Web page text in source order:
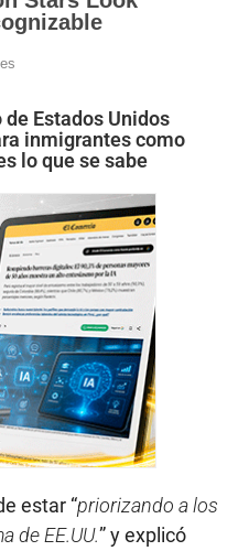
de Estados Unidos
inmigrantes como
lo que se sabe
estar “priorizando a los
de EE.UU.” y explicó